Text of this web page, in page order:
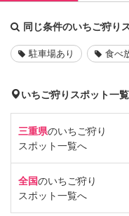
同じ条件のいちご狩り
駐車場あり 食べ
いちご狩りスポット一
三重県のいちご狩り
スポット一覧へ
全国のいちご狩り
スポット一覧へ